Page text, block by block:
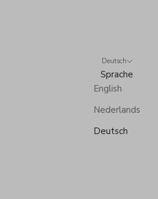
Deutsch
Sprache
English
Nederlands
Deutsch